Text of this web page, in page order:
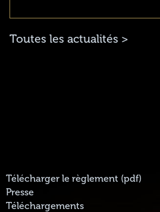
Toutes les actualités >
Télécharger le règlement (pdf)
Presse
Téléchargements